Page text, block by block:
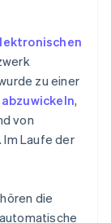
zu einer
,
von
Laufe der
die